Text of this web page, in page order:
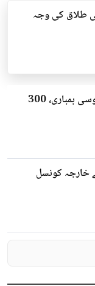
طلاق کی وجہ
یوکرین: ماریوپول تھیٹر پر روسی بمباری، 300
خارجہ کونسل